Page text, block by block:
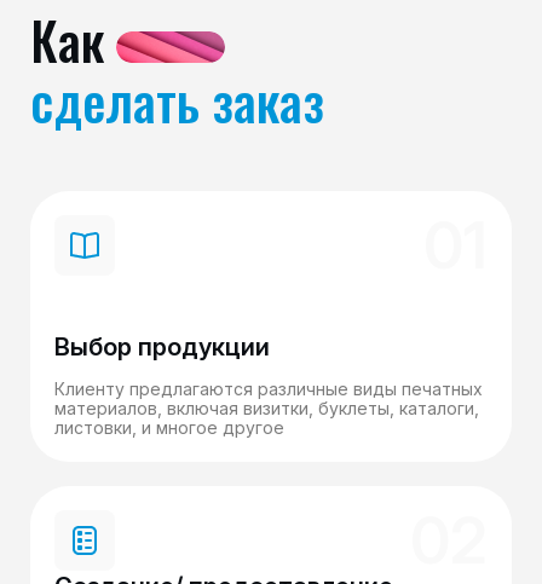
Как
сделать заказ
Выбор продукции
Клиенту предлагаются различные виды печатных
материалов, включая визитки, буклеты, каталоги,
листовки, и многое другое